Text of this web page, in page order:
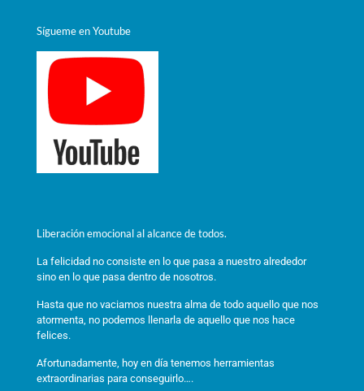
Sígueme en Youtube
Liberación emocional al alcance de todos.
La felicidad no consiste en lo que pasa a nuestro alrededor
sino en lo que pasa dentro de nosotros.
Hasta que no vaciamos nuestra alma de todo aquello que nos
atormenta, no podemos llenarla de aquello que nos hace
felices.
Afortunadamente, hoy en día tenemos herramientas
extraordinarias para conseguirlo….